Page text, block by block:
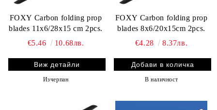
FOXY Carbon folding prop
blades 11x6/28x15 cm 2pcs.
€5.46
10.68лв.
Виж детайли
Изчерпан
FOXY Carbon folding prop
blades 8x6/20x15cm 2pcs.
€4.28
8.37лв.
В наличност